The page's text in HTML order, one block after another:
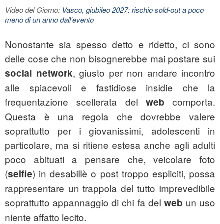
Video del Giorno: Vasco, giubileo 2027: rischio sold-out a poco
meno di un anno dall'evento
Nonostante sia spesso detto e ridetto, ci sono
delle cose che non bisognerebbe mai postare sui
social network, giusto per non andare incontro
alle spiacevoli e fastidiose insidie che la
frequentazione scellerata del web comporta.
Questa è una regola che dovrebbe valere
soprattutto per i giovanissimi, adolescenti in
particolare, ma si ritiene estesa anche agli adulti
poco abituati a pensare che, veicolare foto
(selfie) in desabillè o post troppo espliciti, possa
rappresentare un trappola del tutto imprevedibile
soprattutto appannaggio di chi fa del web un uso
niente affatto lecito.